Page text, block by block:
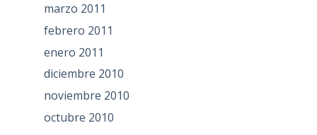
marzo 2011
febrero 2011
enero 2011
diciembre 2010
noviembre 2010
octubre 2010